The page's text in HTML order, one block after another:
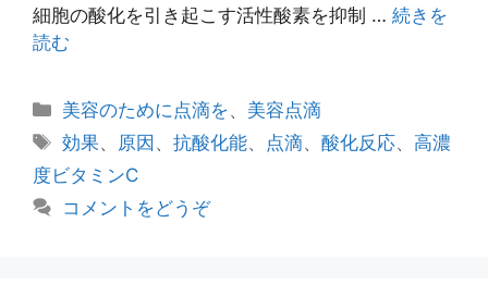
細胞の酸化を引き起こす活性酸素を抑制 … 続きを
読む
カ
テ
リ
ー
美容のために点滴を、 美容点滴
タ
グ
効果、 原因 、抗酸化能、 点滴、酸化反応、高濃
度ビタミンC
コメントをどうぞ